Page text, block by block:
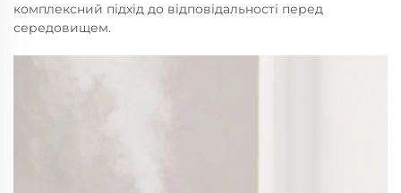
комплексний підхід до відповідальності перед
середовищем.